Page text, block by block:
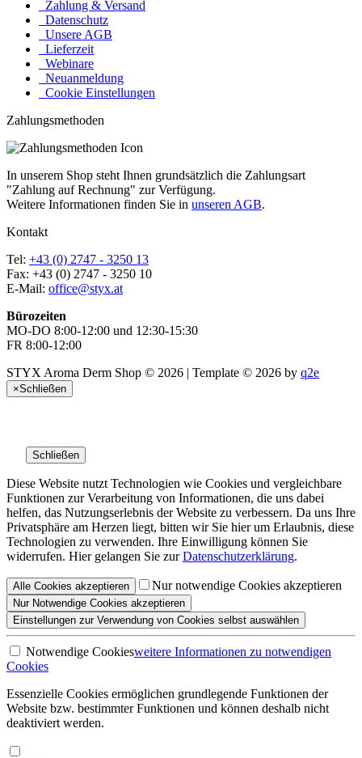
Zahlung & Versand
Datenschutz
Unsere AGB
Lieferzeit
Webinare
Neuanmeldung
Cookie Einstellungen
Zahlungsmethoden
In unserem Shop steht Ihnen grundsätzlich die Zahlungsart
"Zahlung auf Rechnung" zur Verfügung.
Weitere Informationen finden Sie in unseren AGB.
Kontakt
Tel: +43 (0) 2747 - 3250 13
Fax: +43 (0) 2747 - 3250 10
E-Mail: office@styx.at
Bürozeiten
MO-DO 8:00-12:00 und 12:30-15:30
FR 8:00-12:00
STYX Aroma Derm Shop © 2026 | Template © 2026 by q2e
×Schließen
Schließen
Diese Website nutzt Technologien wie Cookies und vergleichbare
Funktionen zur Verarbeitung von Informationen, die uns dabei
helfen, das Nutzungserlebnis der Website zu verbessern. Da uns Ihre
Privatsphäre am Herzen liegt, bitten wir Sie hier um Erlaubnis, diese
Technologien zu verwenden. Ihre Einwilligung können Sie
widerrufen. Hier gelangen Sie zurDatenschutzerklärung.
Alle Cookies akzeptieren Nur notwendige Cookies akzeptieren
Nur Notwendige Cookies akzeptieren
Einstellungen zur Verwendung von Cookies selbst auswählen
Notwendige Cookiesweitere Informationen zu notwendigen
Cookies
Essenzielle Cookies ermöglichen grundlegende Funktionen der
Website bzw. bestimmter Funktionen und können deshalb nicht
deaktiviert werden.